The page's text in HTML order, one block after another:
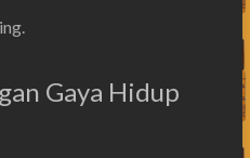
Gaya Hidup